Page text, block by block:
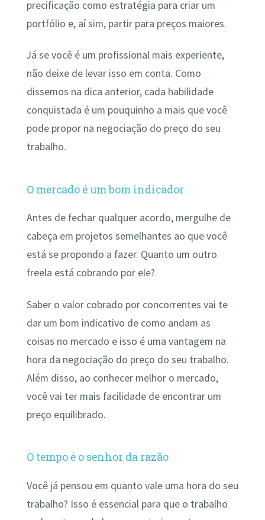
precificação como estratégia para criar um
portfólio e, aí sim, partir para preços maiores.
Já se você é um profissional mais experiente,
não deixe de levar isso em conta. Como
dissemos na dica anterior, cada habilidade
conquistada é um pouquinho a mais que você
pode propor na negociação do preço do seu
trabalho.
O mercado é um bom indicador
Antes de fechar qualquer acordo, mergulhe de
cabeça em projetos semelhantes ao que você
está se propondo a fazer. Quanto um outro
freela está cobrando por ele?
Saber o valor cobrado por concorrentes vai te
dar um bom indicativo de como andam as
coisas no mercado e isso é uma vantagem na
hora da negociação do preço do seu trabalho.
Além disso, ao conhecer melhor o mercado,
você vai ter mais facilidade de encontrar um
preço equilibrado.
O tempo é o senhor da razão
Você já pensou em quanto vale uma hora do seu
trabalho? Isso é essencial para que o trabalho